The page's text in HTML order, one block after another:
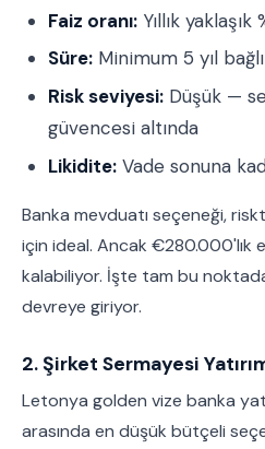
Faiz oranı: Yıllık yaklaşık
Süre: Minimum 5 yıl
Risk seviyesi: Düşük —
güvencesi altında
Likidite: Vade sonuna
Banka mevduatı seçeneği,
için ideal. Ancak €280.000'lık
kalabiliyor. İşte tam bu
devreye giriyor.
2. Şirket Sermayesi
Letonya golden vize banka
arasında en düşük bütçeli